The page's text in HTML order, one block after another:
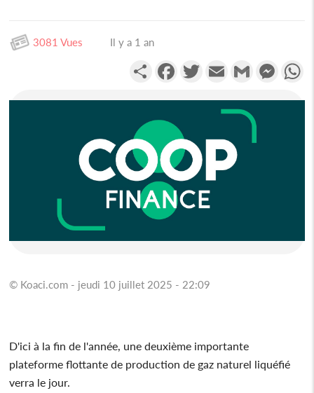
3081 Vues Il y a 1 an
PartagerFacebookTwitterEmail Gmail
© Koaci.com - jeudi 10 juillet 2025 - 22:09
D'ici à la fin de l'année, une deuxième importante
plateforme flottante de production de gaz naturel liquéfié
verra le jour.